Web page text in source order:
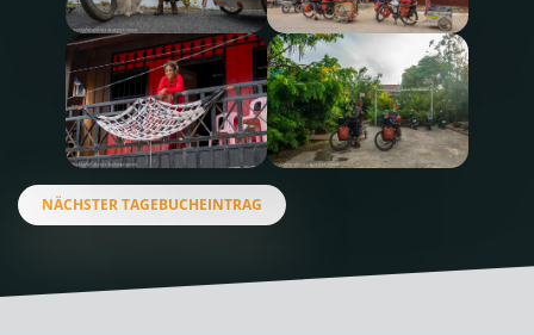
NÄCHSTER TAGEBUCHEINTRAG